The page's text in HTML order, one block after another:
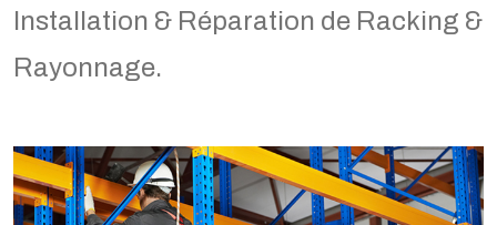
Installation & Réparation de Racking &
Rayonnage.